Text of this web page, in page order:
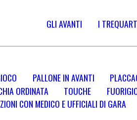
GLI AVANTI I
PALLONE IN AVANTI
ORDINATA
TOUCHE
CON MEDICO E UFFICIALI DI GARA